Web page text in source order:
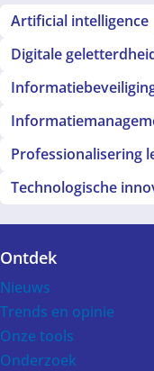
Artificial intelligence
Digitale
Professionalisering
Technologische
Voet
Ontdek
Nieuws
Trends en opinie
Onze tools
Onderzoek